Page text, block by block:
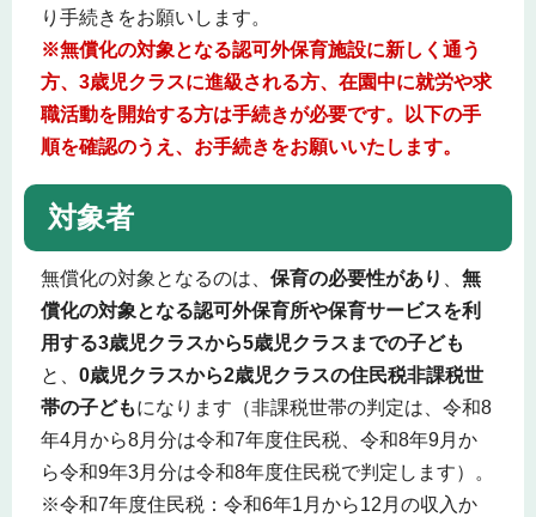
り手続きをお願いします。
※無償化の対象となる認可外保育施設に新しく通う
方、3歳児クラスに進級される方、在園中に就労や求
職活動を開始する方は手続きが必要です。以下の手
順を確認のうえ、お手続きをお願いいたします。
対象者
無償化の対象となるのは、 保育の必要性があり
無
償化の対象となる認可外保育所や保育サービスを利
用する3歳児クラスから5歳児クラスまでの子ども
と、 0歳児クラスから2歳児クラスの住民税非課税世
帯の子どもになります（非課税世帯の判定は、令和8
年4月から8月分は令和7年度住民税、令和8年9月か
ら令和9年3月分は令和8年度住民税で判定します）。
※令和7年度住民税：令和6年1月から12月の収入か